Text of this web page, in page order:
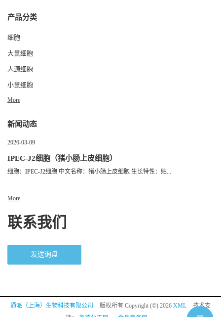
产品分类
细胞
大鼠细胞
人源细胞
小鼠细胞
More
新闻动态
2026-03-09
IPEC-J2细胞（猪小肠上皮细胞）
细胞：IPEC-J2细胞 中文名称：猪小肠上皮细胞 生长特性：贴...
More
联系我们
发送询盘
通派（上海）生物科技有限公司 版权所有 Copyright (©) 2026 XML
技术支